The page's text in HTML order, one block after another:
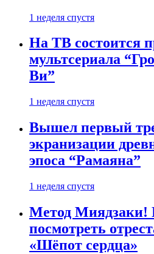
1 неделя спустя
На ТВ состоится
мультсериала
Ви”
1 неделя спустя
Вышел первый
экранизации
эпоса “Рамаяна”
1 неделя спустя
Метод Миядзаки!
посмотреть
«Шёпот сердца»